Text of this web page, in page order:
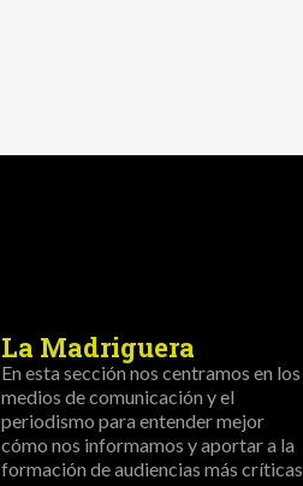
La Madriguera
En esta sección nos centramos en los
medios de comunicación y el
periodismo para entender mejor
cómo nos informamos y aportar a la
formación de audiencias más críticas.